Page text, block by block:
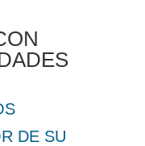
DE SU